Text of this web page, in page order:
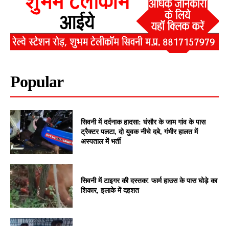
Popular
सिवनी में दर्दनाक हादसा: घंसौर के जाम गांव के पास
ट्रैक्टर पलटा, दो युवक नीचे दबे, गंभीर हालत में
अस्पताल में भर्ती
सिवनी में टाइगर की दस्तक! फार्म हाउस के पास घोड़े का
शिकार, इलाके में दहशत